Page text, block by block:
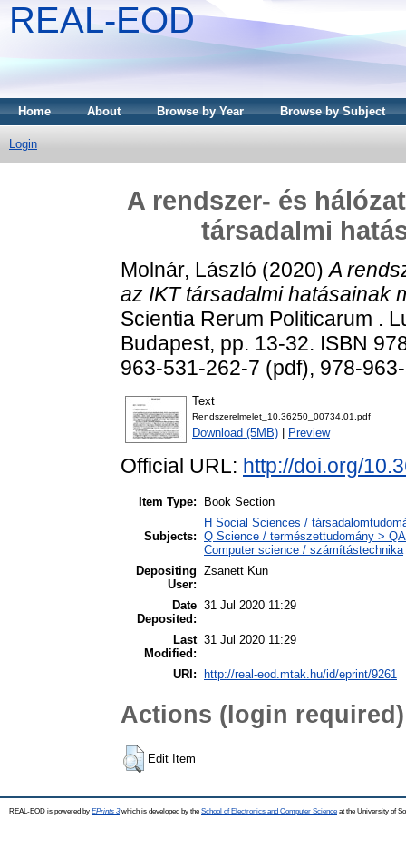
REAL-EOD
Home About Browse by Year Browse by Subject
Login
A rendszer- és
társadalmi
Molnár, László (2020)A
az IKT társadalmi hatásainak
Scientia Rerum Politicarum .
Budapest, pp. 13-32. ISBN
963-531-262-7 (pdf), 978-
Text
Rendszerelmelet_10.36250_00734.01.pdf
Download (5MB) Preview
Official URL: http://doi.org/
Item Type: Book Section
Subjects:
H Social Sciences /
Q Science / természettudomány >
Computer science / számítástechnika
Depositing
User:
Zsanett Kun
Date
Deposited:
31 Jul 2020 11:29
Last
Modified:
31 Jul 2020 11:29
URI: http://real-eod.mtak.hu/id/eprint/9261
Actions (login required)
Edit Item
REAL-EOD is powered by EPrints 3which is developed by the School of Electronics and Computer Science at the University of